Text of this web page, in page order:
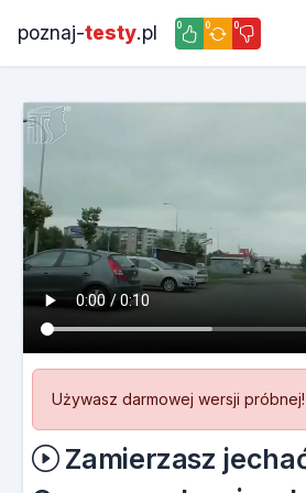
poznaj-testy.pl 0 0 0
Używasz darmowej wersji próbnej!
Zamierzasz